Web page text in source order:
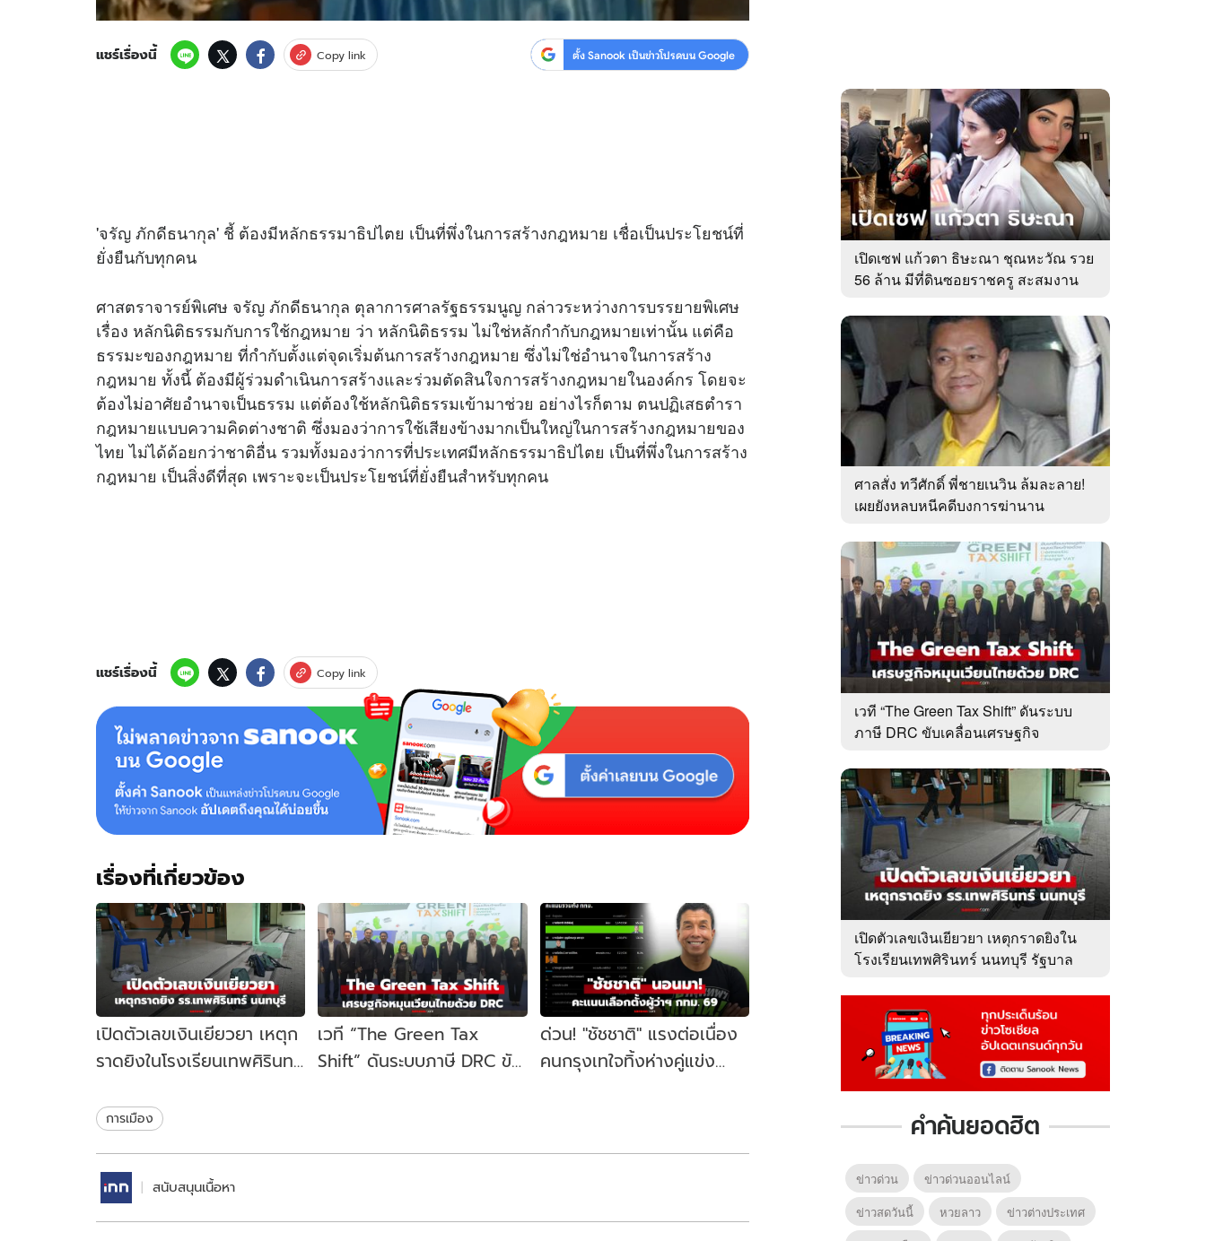
แชร์เรื่องนี้ Copy link ตั้ง Sanook เป็นข่าวโปรดบน Google
'จรัญ ภักดีธนากุล' ชี้ ต้องมีหลักธรรมาธิปไตย เป็นที่พึ่งในการสร้างกฎหมาย เชื่อเป็นประโยชน์ที่
ยั่งยืนกับทุกคน
ศาสตราจารย์พิเศษ จรัญ ภักดีธนากุล ตุลาการศาลรัฐธรรมนูญ กล่าวระหว่างการบรรยายพิเศษ
เรื่อง หลักนิติธรรมกับการใช้กฎหมาย ว่า หลักนิติธรรม ไม่ใช่หลักกำกับกฎหมายเท่านั้น แต่คือ
ธรรมะของกฎหมาย ที่กำกับตั้งแต่จุดเริ่มต้นการสร้างกฎหมาย ซึ่งไม่ใช่อำนาจในการสร้าง
กฎหมาย ทั้งนี้ ต้องมีผู้ร่วมดำเนินการสร้างและร่วมตัดสินใจการสร้างกฎหมายในองค์กร โดยจะ
ต้องไม่อาศัยอำนาจเป็นธรรม แต่ต้องใช้หลักนิติธรรมเข้ามาช่วย อย่างไรก็ตาม ตนปฏิเสธตำรา
กฎหมายแบบความคิดต่างชาติ ซึ่งมองว่าการใช้เสียงข้างมากเป็นใหญ่ในการสร้างกฎหมายของ
ไทย ไม่ได้ด้อยกว่าชาติอื่น รวมทั้งมองว่าการที่ประเทศมีหลักธรรมาธิปไตย เป็นที่พึ่งในการสร้าง
กฎหมาย เป็นสิ่งดีที่สุด เพราะจะเป็นประโยชน์ที่ยั่งยืนสำหรับทุกคน
แชร์เรื่องนี้ Copy link
เรื่องที่เกี่ยวข้อง
เปิดตัวเลขเงินเยียวยา เหตุก
ราดยิงในโรงเรียนเทพศิรินทร์
เวที “The Green Tax
Shift” ดันระบบภาษี DRC ขับ
ด่วน! "ชัชชาติ" แรงต่อเนื่อง
คนกรุงเทใจทิ้งห่างคู่แข่ง
การเมือง
สนับสนุนเนื้อหา
เปิดเซฟ แก้วตา ธิษะณา ชุณหะวัณ รวย
56 ล้าน มีที่ดินซอยราชครู สะสมงาน
ศาลสั่ง ทวีศักดิ์ พี่ชายเนวิน ล้มละลาย!
เผยยังหลบหนีคดีบงการฆ่านาน
เวที “The Green Tax Shift” ดันระบบ
ภาษี DRC ขับเคลื่อนเศรษฐกิจ
เปิดตัวเลขเงินเยียวยา เหตุกราดยิงใน
โรงเรียนเทพศิรินทร์ นนทบุรี รัฐบาล
คำค้นยอดฮิต
ข่าวด่วน
ข่าวด่วนออนไลน์
ข่าวสดวันนี้
หวยลาว
ข่าวต่างประเทศ